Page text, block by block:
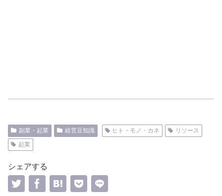
副業・起業 経営豆知識 ヒト・モノ・カネ
リソース
起業
シェアする